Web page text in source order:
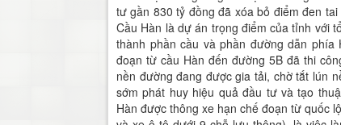
tư gần 830 tỷ đồng đã xóa bỏ điểm đen
Cầu Hàn là dự án trọng điểm của tỉnh với
thành phần cầu và phần đường dẫn
đoạn từ cầu Hàn đến đường 5B đã thi
nền đường đang được gia tải, chờ tắt lún
sớm phát huy hiệu quả đầu tư và tạo
Hàn được thông xe hạn chế đoạn từ quốc